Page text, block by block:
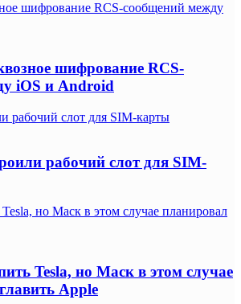
шифрование RCS-сообщений между
шифрование RCS-
iOS и Android
рабочий слот для SIM-карты
рабочий слот для SIM-
но Маск в этом случае планировал
Tesla, но Маск в этом случае
Apple